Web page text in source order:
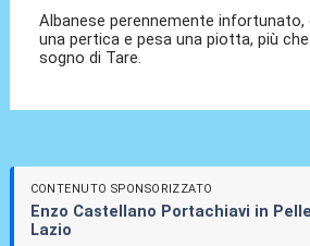
Albanese perennemente
una pertica e pesa una piotta, più
sogno di Tare.
CONTENUTO SPONSORIZZATO
Enzo Castellano Portachiavi in
Lazio